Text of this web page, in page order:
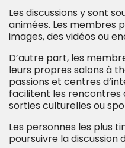
Les discussions y sont
animées. Les membres
images, des vidéos ou
D’autre part, les
leurs propres salons à
passions et centres
facilitent les rencontres
sorties culturelles ou
Les personnes les plus
poursuivre la discussion